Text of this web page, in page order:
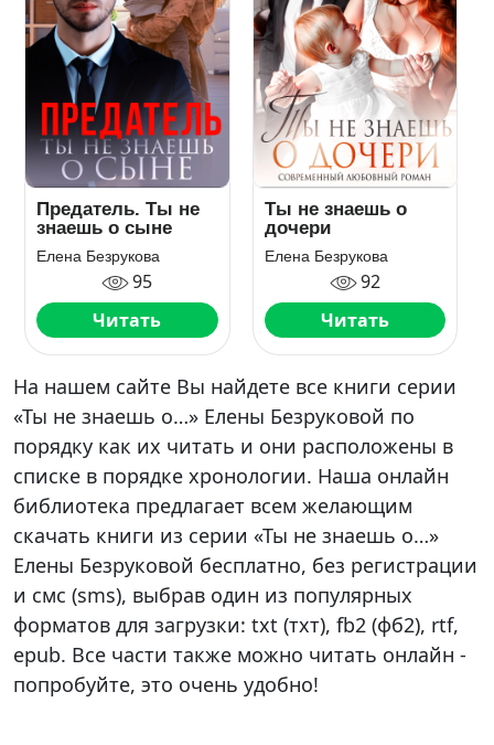
Предатель. Ты не
знаешь о сыне
Елена Безрукова
95
Читать
Ты не знаешь о
дочери
Елена Безрукова
92
Читать
На нашем сайте Вы найдете все книги серии
«Ты не знаешь о…» Елены Безруковой по
порядку как их читать и они расположены в
списке в порядке хронологии. Наша онлайн
библиотека предлагает всем желающим
скачать книги из серии «Ты не знаешь о…»
Елены Безруковой бесплатно, без регистрации
и смс (sms), выбрав один из популярных
форматов для загрузки: txt (тхт), fb2 (фб2), rtf,
epub. Все части также можно читать онлайн -
попробуйте, это очень удобно!